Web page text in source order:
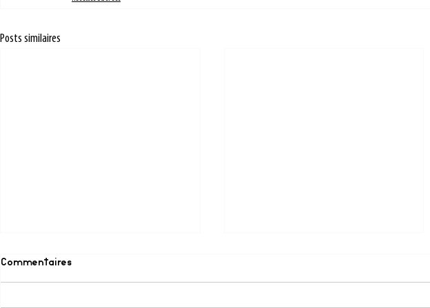
Posts similaires
Commentaires